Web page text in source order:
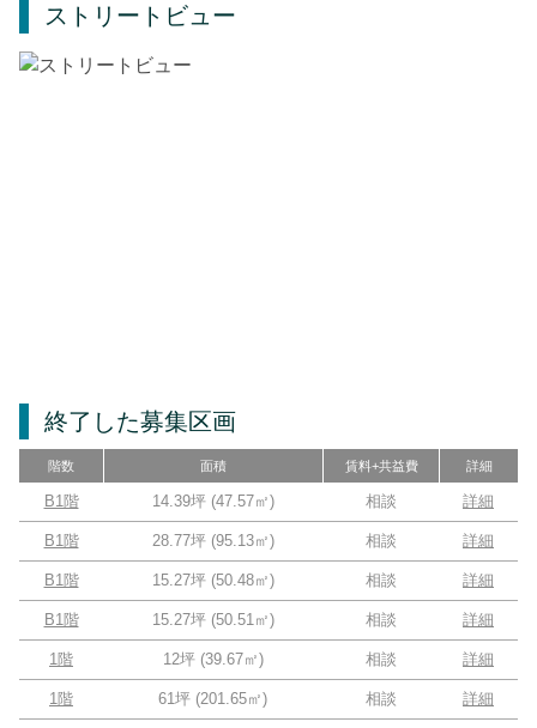
ストリートビュー
終了した募集区画
階数 面積 賃料+共益費 詳細
B1階 14.39坪 (47.57㎡) 相談 詳細
B1階 28.77坪 (95.13㎡) 相談 詳細
B1階 15.27坪 (50.48㎡) 相談 詳細
B1階 15.27坪 (50.51㎡) 相談 詳細
1階 12坪 (39.67㎡) 相談 詳細
1階 61坪 (201.65㎡) 相談 詳細